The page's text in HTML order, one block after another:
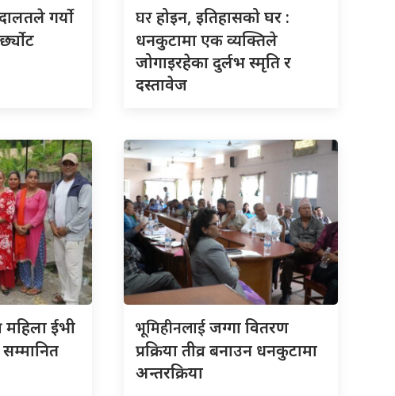
गर्यो
घरहोइन, इतिहासको घर :
धनकुटामा एक व्यक्तिले
जोगाइरहेका दुर्लभ स्मृति र
दस्तावेज
महिला ईभी
भूमिहीनलाईजग्गा वितरण
प्रक्रिया तीव्र बनाउन धनकुटामा
अन्तरक्रिया